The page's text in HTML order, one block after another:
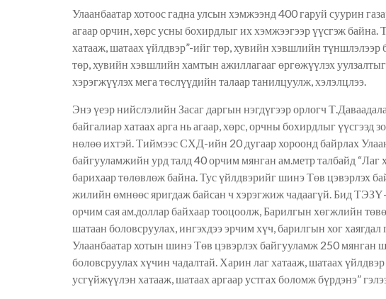
Улаанбаатар хотоос гадна улсын хэмжээнд 400 гаруй суурин
агаар орчин, хөрс усны бохирдлыг их хэмжээгээр үүсгэж
хатааж, шатаах үйлдвэр”-ийг төр, хувийн хэвшлийн
төр, хувийн хэвшлийн хамтын ажиллагааг өргөжүүлэх
хэрэгжүүлэх мега төслүүдийн талаар танилцуулж, хэлэлцлээ.
Энэ үеэр нийслэлийн Засаг даргын нэгдүгээр орлогч
байгалиар хатаах арга нь агаар, хөрс, орчны бохирдлыг үүсгээд
нөлөө ихтэй. Тиймээс СХД-ийн 20 дугаар хороонд байрлах
байгууламжийн урд талд 40 орчим мянган ам.метр талбайд “Лаг
барихаар төлөвлөж байна. Тус үйлдвэрийг шинэ Төв цэвэрлэх
жилийн өмнөөс яригдаж байсан ч хэрэгжиж чадаагүй. Бид
орчим сая ам.доллар байхаар тооцоолж, Барилгын хөгжлийн
шатаан боловсруулах, ингэхдээ эрчим хүч, барилгын хог хаягдал
Улаанбаатар хотын шинэ Төв цэвэрлэх байгууламж 250 мянган
боловсруулах хүчин чадалтай. Харин лаг хатааж, шатаах
усгүйжүүлэн хатааж, шатаах аргаар устгах боломж бүрдэнэ”